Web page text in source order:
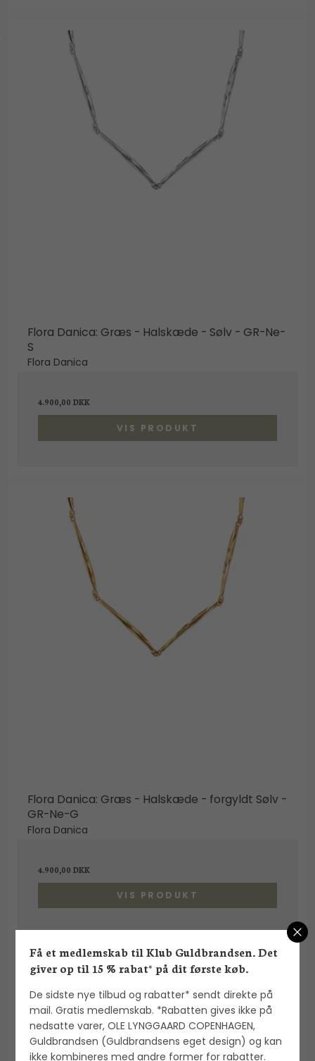
Flora Danica: Græs - Halskæde - Sølv - GR-Ne-
S
Flora Danica
4.900,00 DKK
VIS PRODUKT
Flora Danica: Græs - Halskæde - forgyldt Sølv -
GR-Ne-G
Flora Danica
4.900,00 DKK
VIS PRODUKT
Få et medlemskab til Klub Guldbrandsen. Det
giver op til 15 % rabat* på dit første køb.
De sidste nye tilbud og rabatter* sendt direkte på
mail. Gratis medlemskab. *Rabatten gives ikke på
nedsatte varer, OLE LYNGGAARD COPENHAGEN,
Guldbrandsen (Guldbrandsens eget design) og kan
ikke kombineres med andre former for rabatter.